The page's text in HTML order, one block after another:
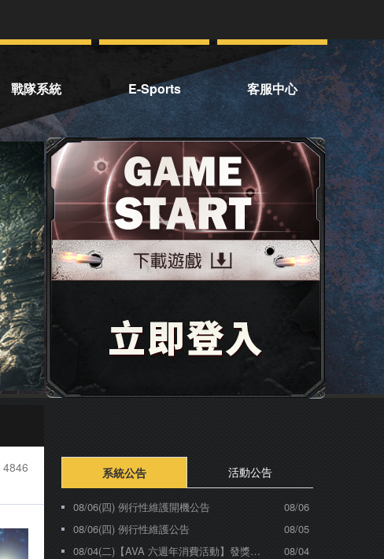
戰隊系統
戰隊首頁 E-Sports
賽事資訊 客服中心
聯絡客服
常見問題
服務條款
管理規章
停權名單
OTP二階段驗證
手機認證
4846 系統公告
08/06(四) 例行性維護開機公告
08/06
08/06(四) 例行性維護公告
08/05
08/04(二)【AVA 六週年消費活動】發獎公告
08/04
活動公告